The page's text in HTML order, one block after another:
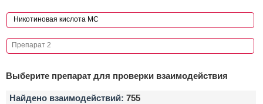
Выберите препарат для проверки взаимодействия
Найдено взаимодействий: 755